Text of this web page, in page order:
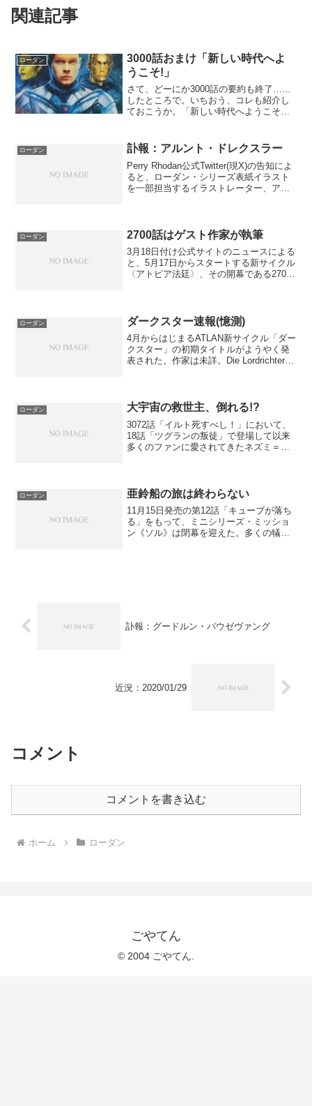
関連記事
ローダン
3000話おまけ「新しい時代へよ
うこそ!」
さて、どーにか3000話の要約も終了……
したところで。いちおう、コレも紹介し
ておこうか。「新しい時代へようこそ！
による9つの掌編...
ローダン 訃報：アルント・ドレクスラー
Perry Rhodan公式Twitter(現X)の告知によ
ると、ローダン・シリーズ表紙イラスト
を一部担当するイラストレーター、アル
ローダン 2700話はゲスト作家が執筆
3月18日付け公式サイトのニュースによる
と、5月17日からスタートする新サイクル
〈アトピア法廷〉、その開幕である2700
ローダン ダークスター速報(憶測)
4月からはじまるATLAN新サイクル「ダー
クスター」の初期タイトルがようやく発
表された。作家は未詳。Die Lordrichter-
ローダン 大宇宙の救世主、倒れる!?
3072話「イルト死すべし！」において、
18話「ツグランの叛徒」で登場して以来
多くのファンに愛されてきたネズミ＝ビ
銀河(Sp...
ローダン 亜鈴船の旅は終わらない
11月15日発売の第12話「キューブが落ち
る」をもって、ミニシリーズ・ミッショ
ン《ソル》は閉幕を迎えた。多くの犠牲
訃報：グードルン・パウゼヴァング
近況：2020/01/29
コメント
コメントを書き込む
ホーム ローダン
ごやてん
© 2004 ごやてん.